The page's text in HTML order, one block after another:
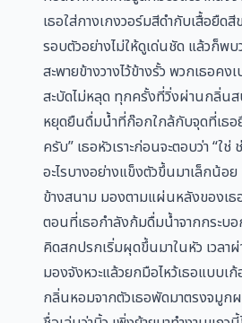
เธอใส่กางเกงวอร์มสีดำกับเสื้อยื
รอบตัวอย่างไม่ให้ดูเด่นชัด แล้วก็พ
สะพายข้างวางไว้ข้างรั้ว พวกเธอ
สะบัดไม่หลุด ทุกครั้งที่วิ่งผ่านกลิ่นส
หยุดยืนดื่มน้ำที่ก๊อกใกล้กับจุดที่เธอ
ครับ” เธอหัวเราะก่อนจะตอบว่า “
อะไรบางอย่างแข็งตัวขึ้นมาเล็กน้
ข้างสนาม มองตามแผ่นหลังของเ
ตอนที่เธอกำลังก้มดื่มน้ำจากกระบ
คิดสกปรกเริ่มผุดขึ้นมาในหัว เวลา
มองจังหวะแล้วยกมือไหว้เธอแบบ
กลิ่นหอมจากตัวเธอพัดมาตรงจมู